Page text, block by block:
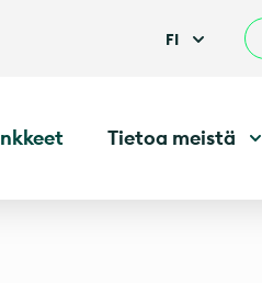
FI
Tietoa meistä